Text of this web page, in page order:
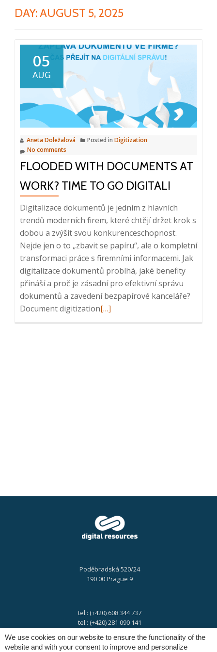
DAY:AUGUST 5, 2025
05
AUG
Aneta Doležalová Posted in Digitization
No comments
FLOODED WITH DOCUMENTS AT
WORK? TIME TO GO DIGITAL!
Digitalizace dokumentů je jedním z hlavních
trendů moderních firem, které chtějí držet krok s
dobou a zvýšit svou konkurenceschopnost.
Nejde jen o to „zbavit se papíru“, ale o kompletní
transformaci práce s firemními informacemi. Jak
digitalizace dokumentů probíhá, jaké benefity
přináší a proč je zásadní pro efektivní správu
dokumentů a zavedení bezpapírové kanceláře?
Document digitizationRead
[…]
Poděbradská 520/24
190 00 Prague 9
tel.: (+420) 608 344 737
tel.: (+420) 281 090 141
We use cookies on our website to ensure the functionality of the
website and with your consent to improve and personalize